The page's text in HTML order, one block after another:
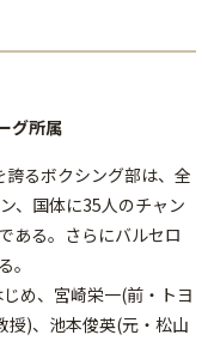
グ所属
るボクシング部は、全
、国体に35人のチャン
ある。さらにバルセロ
。
め、宮崎栄一(前・トヨ
授)、池本俊英(元・松山